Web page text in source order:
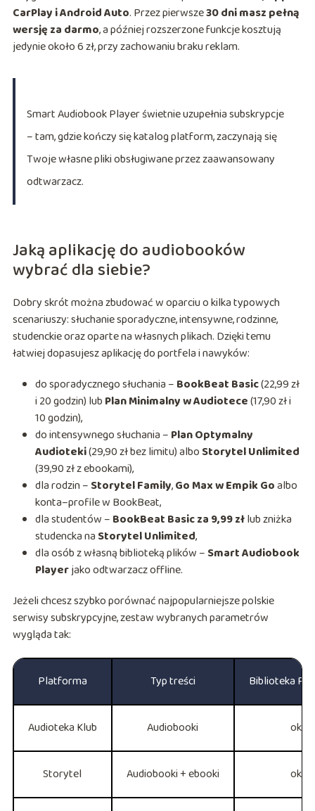
CarPlay i Android Auto. Przez pierwsze30 dni masz pełną
wersję za darmo, a później rozszerzone funkcje kosztują
jedynie około 6 zł, przy zachowaniu braku reklam.
Smart Audiobook Player świetnie uzupełnia subskrypcje
– tam, gdzie kończy się katalog platform, zaczynają się
Twoje własne pliki obsługiwane przez zaawansowany
odtwarzacz.
Jaką aplikację do audiobooków
wybrać dla siebie?
Dobry skrót można zbudować w oparciu o kilka typowych
scenariuszy: słuchanie sporadyczne, intensywne, rodzinne,
studenckie oraz oparte na własnych plikach. Dzięki temu
łatwiej dopasujesz aplikację do portfela i nawyków:
do sporadycznego słuchania – BookBeat Basic(22,99 zł
i 20 godzin) lub Plan Minimalny w Audiotece(17,90 zł i
10 godzin),
do intensywnego słuchania – Plan Optymalny
Audioteki(29,90 zł bez limitu) albo Storytel Unlimited
(39,90 zł z ebookami),
dla rodzin – Storytel Family,Go Max w Empik Goalbo
konta–profile w BookBeat,
dla studentów – BookBeat Basic za 9,99 złlub zniżka
studencka na Storytel Unlimited,
dla osób z własną biblioteką plików – Smart Audiobook
Playerjako odtwarzacz offline.
Jeżeli chcesz szybko porównać najpopularniejsze polskie
serwisy subskrypcyjne, zestaw wybranych parametrów
wygląda tak:
Platforma Typ treści Biblioteka PL
Audioteka Klub Audiobooki ok.
Storytel Audiobooki + ebooki ok.